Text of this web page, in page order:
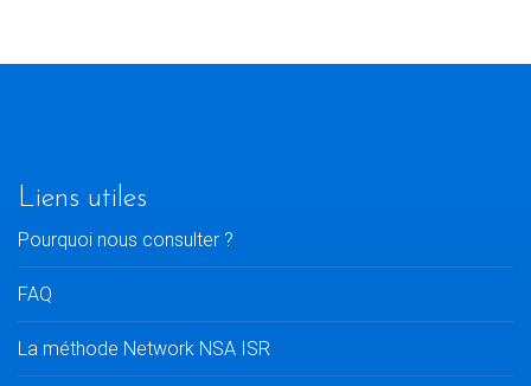
Liens utiles
Pourquoi nous consulter ?
FAQ
La méthode Network NSA ISR